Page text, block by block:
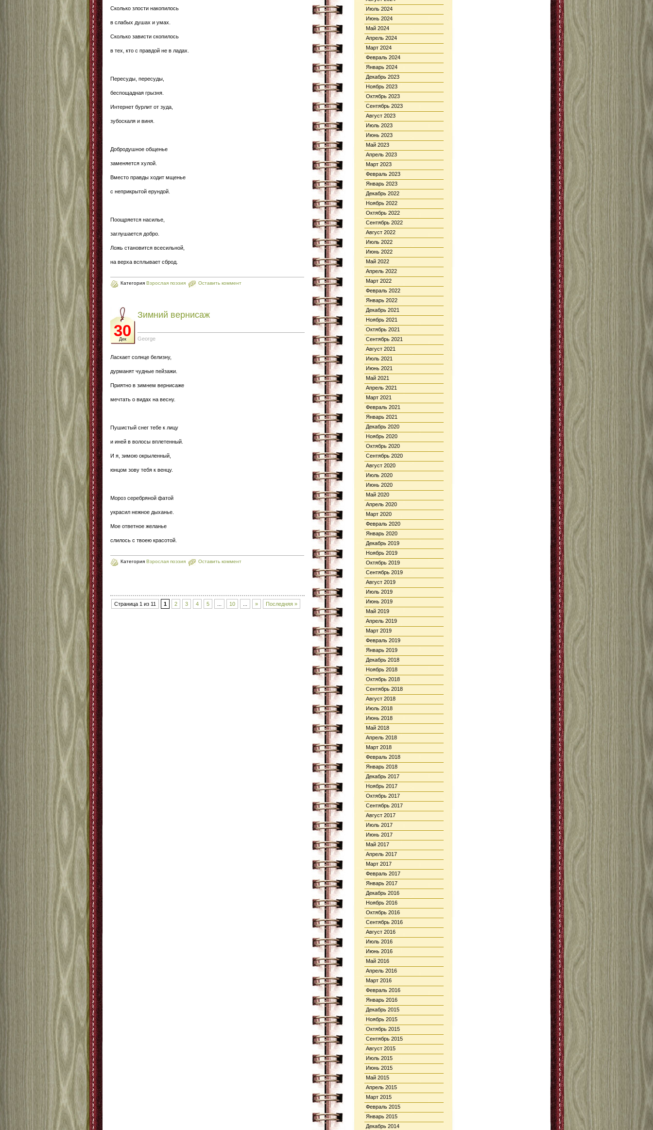
Сколько злости накопилось
в слабых душах и умах.
Сколько зависти скопилось
в тех, кто с правдой не в ладах.
Пересуды, пересуды,
беспощадная грызня.
Интернет бурлит от зуда,
зубоскаля и виня.
Добродушное общенье
заменяется хулой.
Вместо правды ходит мщенье
с неприкрытой ерундой.
Поощряется насилье,
заглушается добро.
Ложь становится всесильной,
на верха всплывает сброд.
Категория Взрослая поэзия Оставить коммент
30
Дек
Зимний вернисаж
George
Ласкает солнце белизну,
дурманят чудные пейзажи.
Приятно в зимнем вернисаже
мечтать о видах на весну.
Пушистый снег тебе к лицу
и иней в волосы вплетенный.
И я, зимою окрыленный,
юнцом зову тебя к венцу.
Мороз серебряной фатой
украсил нежное дыханье.
Мое ответное желанье
слилось с твоею красотой.
Категория Взрослая поэзия Оставить коммент
Страница 1 из 11 1 2 3 4 5 10 » Последняя »
Июль 2024
Июнь 2024
Май 2024
Апрель 2024
Март 2024
Февраль 2024
Январь 2024
Декабрь 2023
Ноябрь 2023
Октябрь 2023
Сентябрь 2023
Август 2023
Июль 2023
Июнь 2023
Май 2023
Апрель 2023
Март 2023
Февраль 2023
Январь 2023
Декабрь 2022
Ноябрь 2022
Октябрь 2022
Сентябрь 2022
Август 2022
Июль 2022
Июнь 2022
Май 2022
Апрель 2022
Март 2022
Февраль 2022
Январь 2022
Декабрь 2021
Ноябрь 2021
Октябрь 2021
Сентябрь 2021
Август 2021
Июль 2021
Июнь 2021
Май 2021
Апрель 2021
Март 2021
Февраль 2021
Январь 2021
Декабрь 2020
Ноябрь 2020
Октябрь 2020
Сентябрь 2020
Август 2020
Июль 2020
Июнь 2020
Май 2020
Апрель 2020
Март 2020
Февраль 2020
Январь 2020
Декабрь 2019
Ноябрь 2019
Октябрь 2019
Сентябрь 2019
Август 2019
Июль 2019
Июнь 2019
Май 2019
Апрель 2019
Март 2019
Февраль 2019
Январь 2019
Декабрь 2018
Ноябрь 2018
Октябрь 2018
Сентябрь 2018
Август 2018
Июль 2018
Июнь 2018
Май 2018
Апрель 2018
Март 2018
Февраль 2018
Январь 2018
Декабрь 2017
Ноябрь 2017
Октябрь 2017
Сентябрь 2017
Август 2017
Июль 2017
Июнь 2017
Май 2017
Апрель 2017
Март 2017
Февраль 2017
Январь 2017
Декабрь 2016
Ноябрь 2016
Октябрь 2016
Сентябрь 2016
Август 2016
Июль 2016
Июнь 2016
Май 2016
Апрель 2016
Март 2016
Февраль 2016
Январь 2016
Декабрь 2015
Ноябрь 2015
Октябрь 2015
Сентябрь 2015
Август 2015
Июль 2015
Июнь 2015
Май 2015
Апрель 2015
Март 2015
Февраль 2015
Январь 2015
Декабрь 2014